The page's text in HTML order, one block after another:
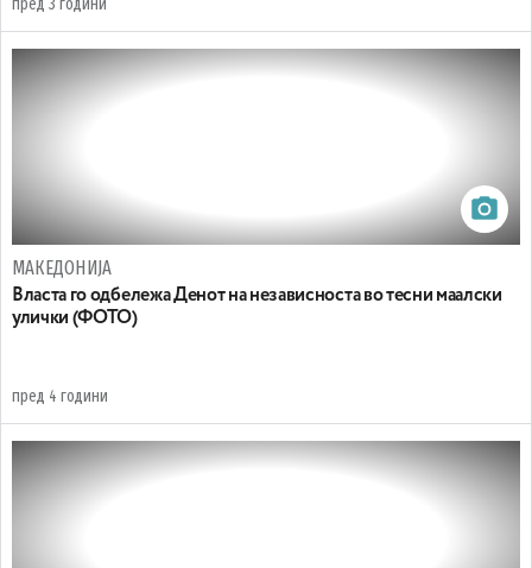
пред 3 години
МАКЕДОНИЈА
Власта го одбележа Денот на независноста во тесни маалски
улички (ФОТО)
пред 4 години